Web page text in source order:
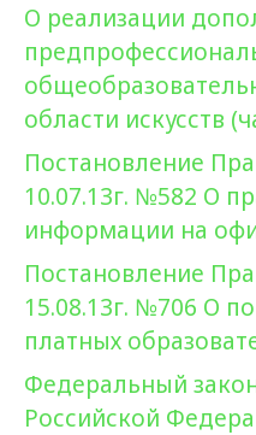
О реализации
области искусств
Постановление
10.07.13г. №582 О
информации на
Постановление
15.08.13г. №706 О
платных
Федеральный
Российской